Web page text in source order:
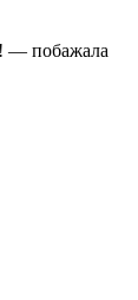
— побажала